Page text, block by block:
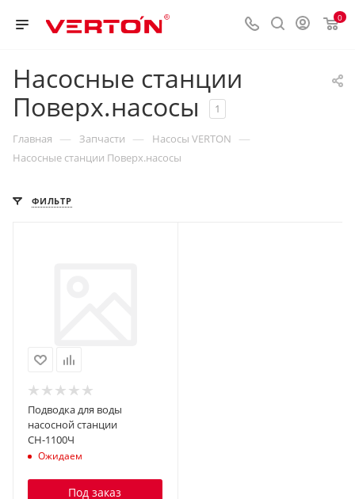
0
Насосные станции
Поверх.насосы
1
Главная — Запчасти — Насосы VERTON —
Насосные станции Поверх.насосы
ФИЛЬТР
Подводка для воды
насосной станции
СН-1100Ч
Ожидаем
Под заказ